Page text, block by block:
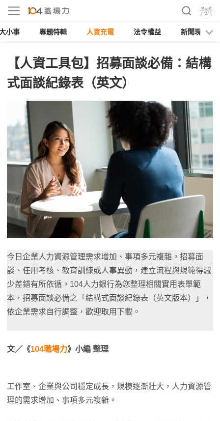
小事 專題特輯 人資充電 法令權益 新聞現場
【人資工具包】招募面談必備：結構
式面談紀錄表（英文）
今日企業人力資源管理需求增加、事項多元複雜。招募面
談、任用考核、教育訓練或人事異動，建立流程與規範得減
少差錯有所依循。104人力銀行為您整理相關實用表單範
本，招募面談必備之「結構式面談紀錄表（英文版本）」，
依企業需求自行調整，歡迎取用下載。
文／《104職場力》小編 整理
工作室、企業與公司穩定成長，規模逐漸壯大，人力資源管
理的需求增加、事項多元複雜。